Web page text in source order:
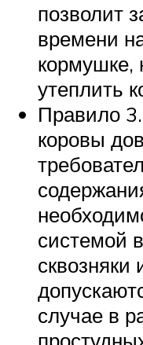
позволит
времени
кормушке,
утеплить
Правило
коровы
системой
случае в